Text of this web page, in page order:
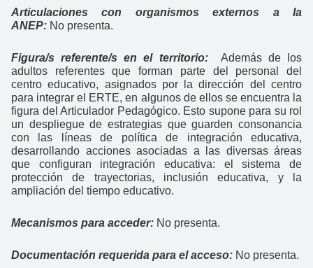
Articulaciones con organismos externos a la
ANEP: No presenta.
Figura/s referente/s en el territorio:
Además de los
adultos referentes que forman parte del personal del
centro educativo, asignados por la dirección del centro
para integrar el ERTE, en algunos de ellos se encuentra la
figura del Articulador Pedagógico. Esto supone para su rol
un despliegue de estrategias que guarden consonancia
con las líneas de política de integración educativa,
desarrollando acciones asociadas a las diversas áreas
que configuran integración educativa: el sistema de
protección de trayectorias, inclusión educativa, y la
ampliación del tiempo educativo.
Mecanismos para acceder: No presenta.
Documentación requerida para el acceso: No presenta.